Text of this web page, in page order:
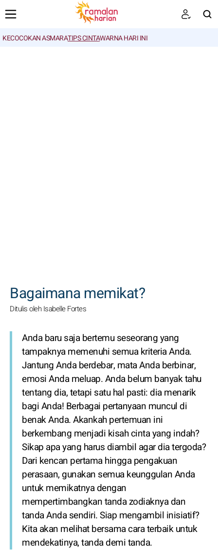
KECOCOKAN ASMARATIPS CINTAWARNA HARI INI
Bagaimana memikat?
Ditulis oleh Isabelle Fortes
Anda baru saja bertemu seseorang yang
tampaknya memenuhi semua kriteria Anda.
Jantung Anda berdebar, mata Anda berbinar,
emosi Anda meluap. Anda belum banyak tahu
tentang dia, tetapi satu hal pasti: dia menarik
bagi Anda! Berbagai pertanyaan muncul di
benak Anda. Akankah pertemuan ini
berkembang menjadi kisah cinta yang indah?
Sikap apa yang harus diambil agar dia tergoda?
Dari kencan pertama hingga pengakuan
perasaan, gunakan semua keunggulan Anda
untuk memikatnya dengan
mempertimbangkan tanda zodiaknya dan
tanda Anda sendiri. Siap mengambil inisiatif?
Kita akan melihat bersama cara terbaik untuk
mendekatinya, tanda demi tanda.